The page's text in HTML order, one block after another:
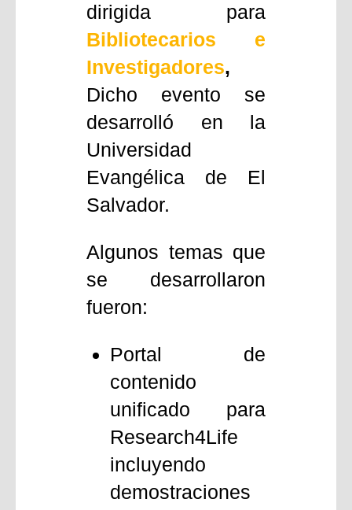
dirigida para
Bibliotecarios e
Investigadores,
Dicho evento se
desarrolló en la
Universidad
Evangélica de El
Salvador.
Algunos temas que
se desarrollaron
fueron:
Portal de
contenido
unificado para
Research4Life
incluyendo
demostraciones